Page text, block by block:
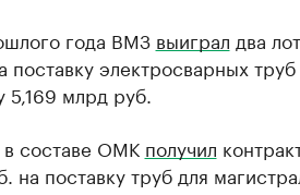
года ВМЗ выиграл два
поставку электросварных
млрд руб.
составе ОМК получил
на поставку труб для